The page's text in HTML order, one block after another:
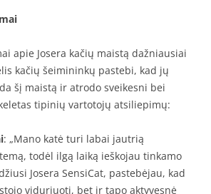
apie Josera kačių maistą dažniausiai
kačių šeimininkų pastebi, kad jų
šį maistą ir atrodo sveikesni bei
tipinių vartotojų atsiliepimų:
: „Mano katė turi labai jautrią
todėl ilgą laiką ieškojau tinkamo
Josera SensiCat, pastebėjau, kad
viduriuoti, bet ir tapo aktyvesnė